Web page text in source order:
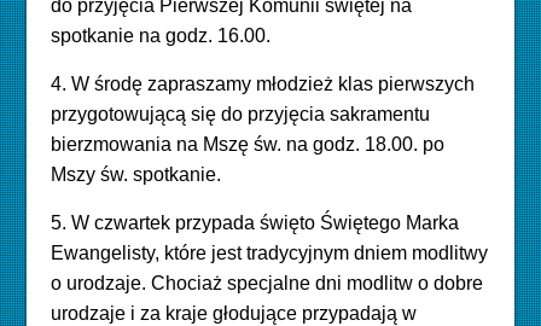
do przyjęcia Pierwszej Komunii świętej na
spotkanie na godz. 16.00.
4. W środę zapraszamy młodzież klas pierwszych
przygotowującą się do przyjęcia sakramentu
bierzmowania na Mszę św. na godz. 18.00. po
Mszy św. spotkanie.
5. W czwartek przypada święto Świętego Marka
Ewangelisty, które jest tradycyjnym dniem modlitwy
o urodzaje. Chociaż specjalne dni modlitw o dobre
urodzaje i za kraje głodujące przypadają w